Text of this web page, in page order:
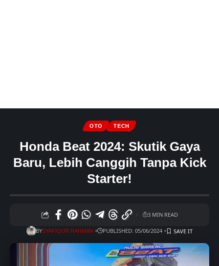
OTO TECH
Honda Beat 2024: Skutik Gaya
Baru, Lebih Canggih Tanpa Kick
Starter!
BYSYAFIQUR RAHMAN PUBLISHED: 05/06/2024
3 MIN READ